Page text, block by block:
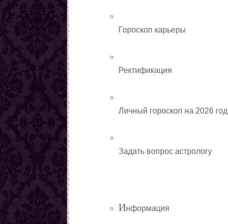
Все порчи
Гороскоп карьеры
Ректификация
Личный гороскоп на 2026 год
Задать вопрос астрологу
Информация